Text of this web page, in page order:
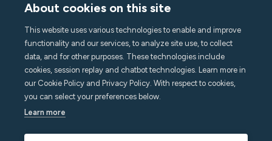
About cookies on this site
This website uses various technologies to enable and improve
functionality and our services, to analyze site use, to collect
data, and for other purposes. These technologies include
cookies, session replay and chatbot technologies. Learn more in
our Cookie Policy and Privacy Policy. With respect to cookies,
you can select your preferences below.
Learn more